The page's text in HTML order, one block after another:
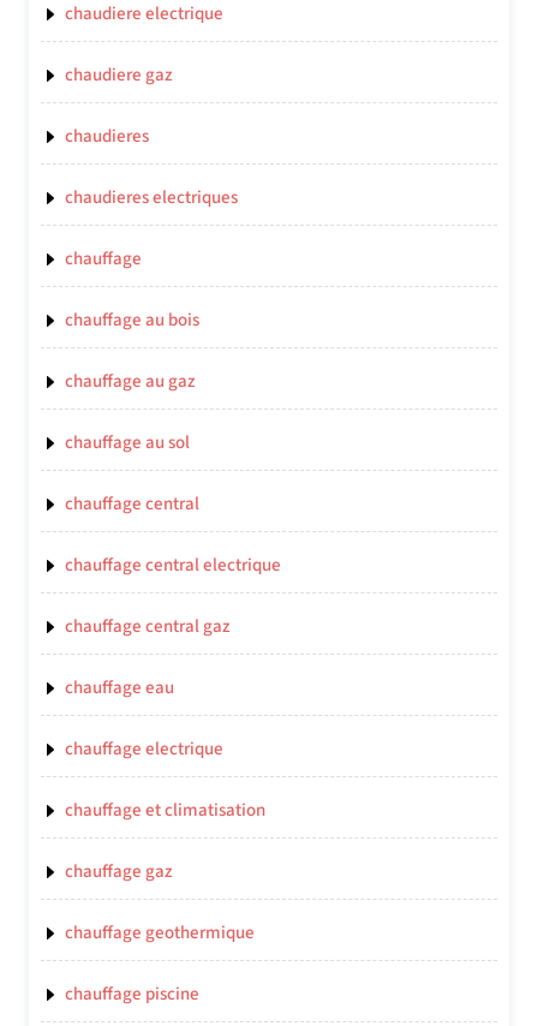
chaudiere electrique
chaudiere gaz
chaudieres
chaudieres electriques
chauffage
chauffage au bois
chauffage au gaz
chauffage au sol
chauffage central
chauffage central electrique
chauffage central gaz
chauffage eau
chauffage electrique
chauffage et climatisation
chauffage gaz
chauffage geothermique
chauffage piscine